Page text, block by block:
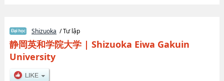
Shizuoka / Tư lập
静岡英和学院大学| Shizuoka Eiwa Gakuin
University